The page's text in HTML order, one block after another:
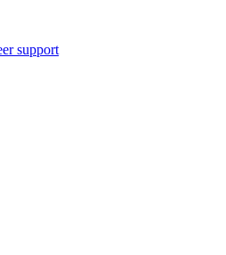
support